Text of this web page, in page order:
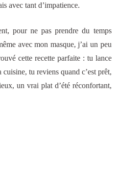
avec tant d’impatience.
pour ne pas prendre du temps
avec mon masque, j’ai un peu
cette recette parfaite : tu lance
tu reviens quand c’est prêt,
un vrai plat d’été réconfortant,